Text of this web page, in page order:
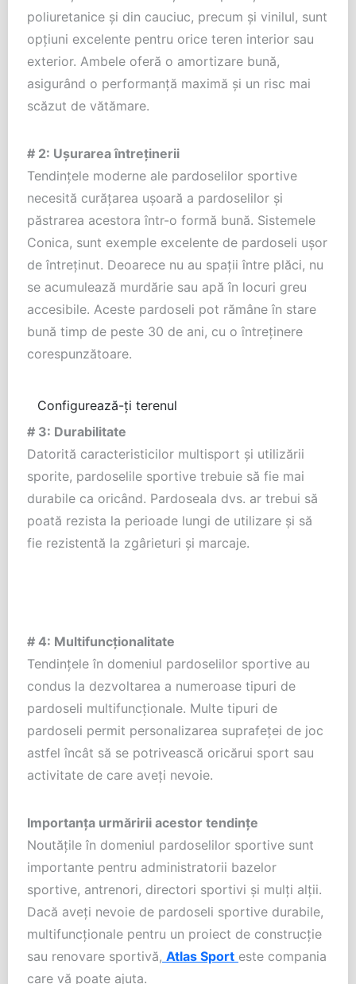
poliuretanice și din cauciuc, precum și vinilul, sunt
opțiuni excelente pentru orice teren interior sau
exterior. Ambele oferă o amortizare bună,
asigurând o performanță maximă și un risc mai
scăzut de vătămare.
# 2: Ușurarea întreținerii
Tendințele moderne ale pardoselilor sportive
necesită curățarea ușoară a pardoselilor și
păstrarea acestora într-o formă bună. Sistemele
Conica, sunt exemple excelente de pardoseli ușor
de întreținut. Deoarece nu au spații între plăci, nu
se acumulează murdărie sau apă în locuri greu
accesibile. Aceste pardoseli pot rămâne în stare
bună timp de peste 30 de ani, cu o întreținere
corespunzătoare.
Configurează-ți terenul
# 3: Durabilitate
Datorită caracteristicilor multisport și utilizării
sporite, pardoselile sportive trebuie să fie mai
durabile ca oricând. Pardoseala dvs. ar trebui să
poată rezista la perioade lungi de utilizare și să
fie rezistentă la zgârieturi și marcaje.
# 4: Multifuncționalitate
Tendințele în domeniul pardoselilor sportive au
condus la dezvoltarea a numeroase tipuri de
pardoseli multifuncționale. Multe tipuri de
pardoseli permit personalizarea suprafeței de joc
astfel încât să se potrivească oricărui sport sau
activitate de care aveți nevoie.
Importanța urmăririi acestor tendințe
Noutățile în domeniul pardoselilor sportive sunt
importante pentru administratorii bazelor
sportive, antrenori, directori sportivi și mulți alții.
Dacă aveți nevoie de pardoseli sportive durabile,
multifuncționale pentru un proiect de construcție
sau renovare sportivă, Atlas Sport este compania
care vă poate ajuta.